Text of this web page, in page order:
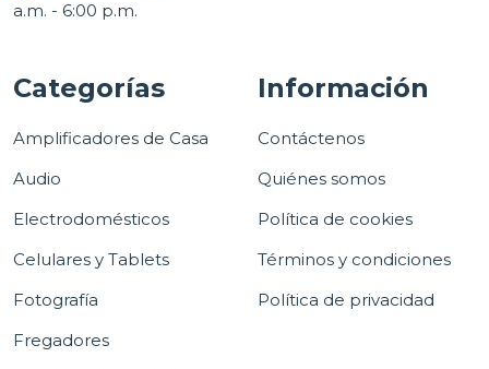
a.m. - 6:00 p.m.
Categorías
Amplificadores de Casa
Audio
Electrodomésticos
Celulares y Tablets
Fotografía
Fregadores
Información
Contáctenos
Quiénes somos
Política de cookies
Términos y condiciones
Política de privacidad